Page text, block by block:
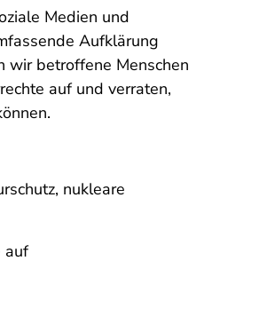
Medien und
Aufklärung
wir betroffene Menschen
auf und verraten,
nukleare
auf